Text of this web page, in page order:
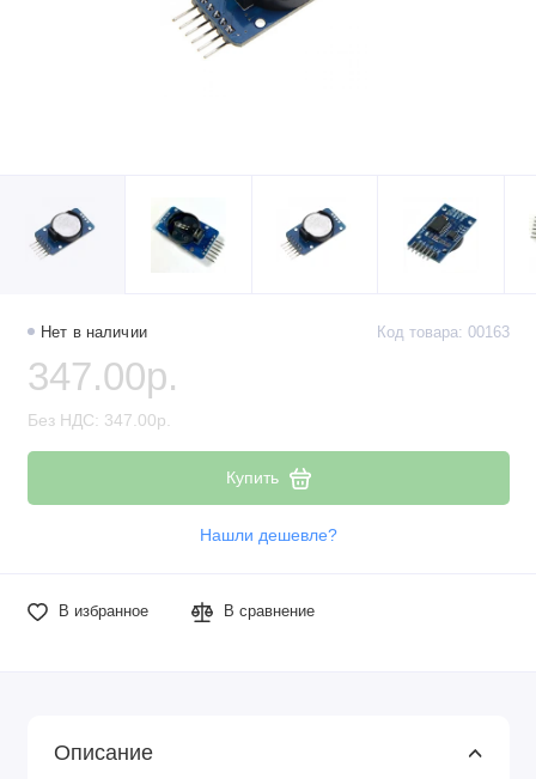
Нет в наличии Код товара: 00163
347.00р.
Без НДС: 347.00р.
Купить
Нашли дешевле?
В избранное В сравнение
Описание